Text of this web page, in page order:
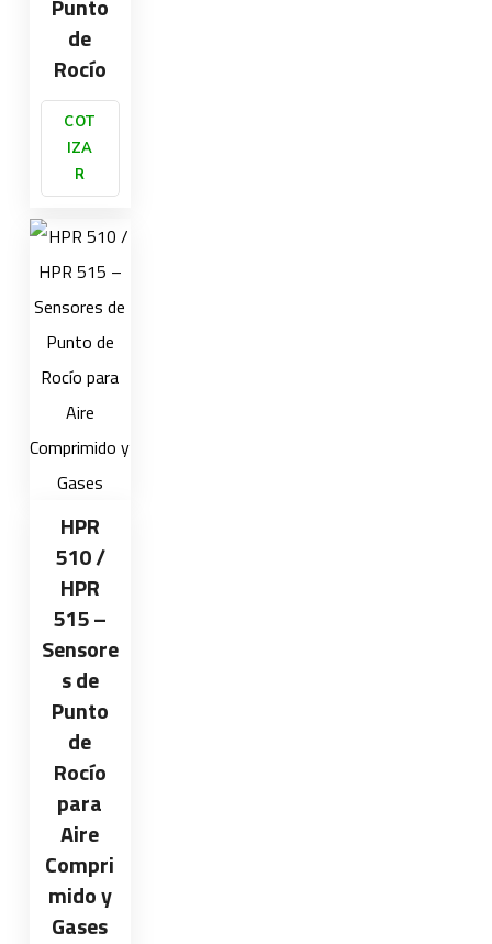
Punto
de
Rocío
COT
IZA
R
HPR
510 /
HPR
515 –
Sensore
s de
Punto
de
Rocío
para
Aire
Compri
mido y
Gases